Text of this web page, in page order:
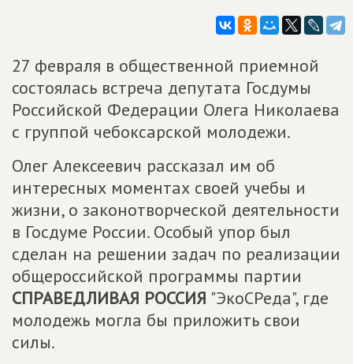
27 февраля в общественной приемной
состоялась встреча депутата Госдумы
Российской Федерации Олега Николаева
с группой чебоксарской молодежи.
Олег Алексеевич рассказал им об
интересных моментах своей учебы и
жизни, о законотворческой деятельности
в Госдуме России. Особый упор был
сделан на решении задач по реализации
общероссийской программы партии
СПРАВЕДЛИВАЯ РОССИЯ "ЭкоСРеда", где
молодежь могла бы приложить свои
силы.